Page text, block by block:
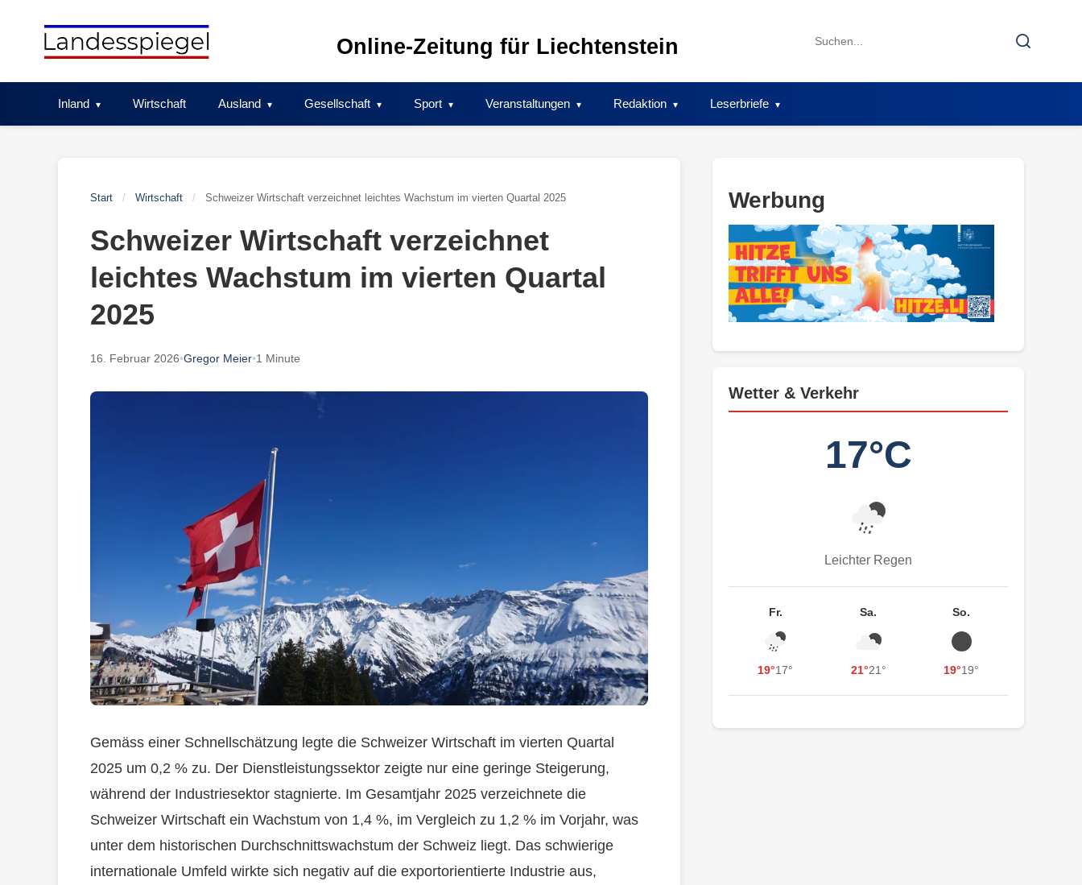
Online-Zeitung für Liechtenstein
Search
Search
Inland Wirtschaft Ausland Gesellschaft Sport Veranstaltungen Redaktion Leserbriefe
Start / Wirtschaft / Schweizer Wirtschaft verzeichnet leichtes Wachstum im vierten Quartal 2025
Schweizer Wirtschaft verzeichnet
leichtes Wachstum im vierten Quartal
2025
16. Februar 2026•Gregor Meier•1 Minute
Gemäss einer Schnellschätzung legte die Schweizer Wirtschaft im vierten Quartal
2025 um 0,2 % zu. Der Dienstleistungssektor zeigte nur eine geringe Steigerung,
während der Industriesektor stagnierte. Im Gesamtjahr 2025 verzeichnete die
Schweizer Wirtschaft ein Wachstum von 1,4 %, im Vergleich zu 1,2 % im Vorjahr, was
unter dem historischen Durchschnittswachstum der Schweiz liegt. Das schwierige
internationale Umfeld wirkte sich negativ auf die exportorientierte Industrie aus,
Werbung
Wetter & Verkehr
17°C
Leichter Regen
Fr.
19°17°
Sa.
21°21°
So.
19°19°